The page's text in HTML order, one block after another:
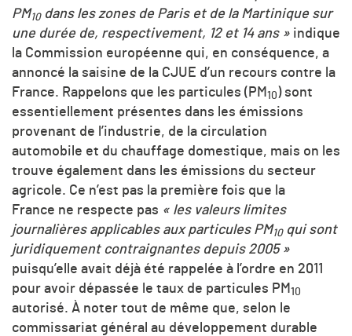
PM10dans les zones de Paris et de la Martinique sur
une durée de, respectivement, 12 et 14 ans » indique
la Commission européenne qui, en conséquence, a
annoncé la saisine de la CJUE d’un recours contre la
France. Rappelons que les particules (PM 10 ) sont
essentiellement présentes dans les émissions
provenant de l’industrie, de la circulation
automobile et du chauffage domestique, mais on les
trouve également dans les émissions du secteur
agricole. Ce n’est pas la première fois que la
France ne respecte pas « les valeurs limites
journalières applicables aux particules PM10qui sont
juridiquement contraignantes depuis 2005 »
puisqu’elle avait déjà été rappelée à l’ordre en 2011
pour avoir dépassée le taux de particules PM 10
autorisé. À noter tout de même que, selon le
commissariat général au développement durable